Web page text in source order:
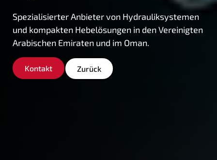
Spezialisierter Anbieter von Hydrauliksystemen
und kompakten Hebelösungen in den Vereinigten
Arabischen Emiraten und im Oman.
Kontakt Zurück